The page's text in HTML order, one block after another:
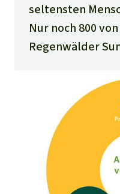
seltensten
Nur noch 800
Regenwälder
den
auch der
das Unheil